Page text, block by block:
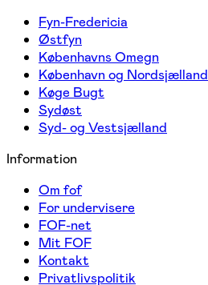
Fyn-Fredericia
Østfyn
Københavns Omegn
København og Nordsjælland
Køge Bugt
Sydøst
Syd- og Vestsjælland
Information
Om fof
For undervisere
FOF-net
Mit FOF
Kontakt
Privatlivspolitik